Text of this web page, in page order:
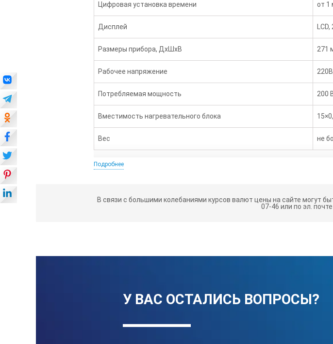
Цифровая установка времени от 1
Дисплей
Размеры прибора, ДхШхВ 271
Рабочее напряжение
Потребляемая мощность 200
Вместимость нагревательного блока
Вес не
ТЕМПЕРАТУРНЫЕ ХАРАКТЕРИСТИКИ:
Диапазон установки температуры
Подробнее
В связи с большими колебаниями курсов валют цены на сайте могут
07-46 или по эл.
У ВАС ОСТАЛИСЬ ВОПРОСЫ?